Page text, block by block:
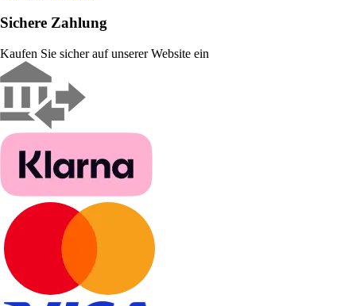
Sichere Zahlung
Kaufen Sie sicher auf unserer Website ein